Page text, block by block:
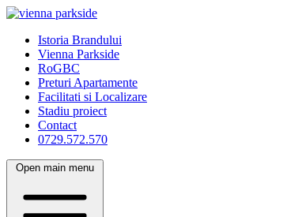
Istoria Brandului
Vienna Parkside
RoGBC
Preturi Apartamente
Facilitati si Localizare
Stadiu proiect
Contact
0729.572.570
Open main menu